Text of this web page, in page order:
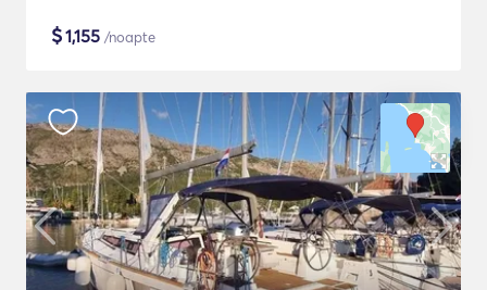
$1,155 /noapte